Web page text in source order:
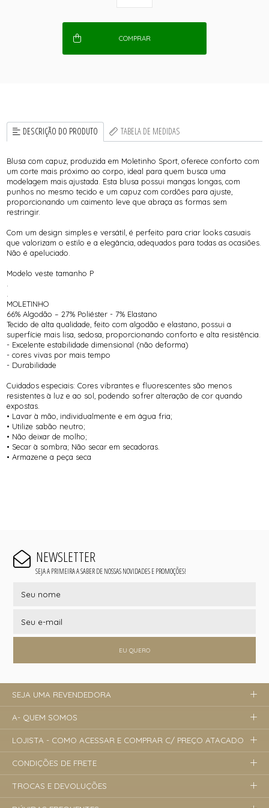
COMPRAR
DESCRIÇÃO DO PRODUTO TABELA DE MEDIDAS
Blusa com capuz, produzida em Moletinho Sport, oferece conforto com
um corte mais próximo ao corpo, ideal para quem busca uma
modelagem mais ajustada. Esta blusa possui mangas longas, com
punhos no mesmo tecido e um capuz com cordões para ajuste,
proporcionando um caimento leve que abraça as formas sem
restringir.
Com um design simples e versátil, é perfeito para criar looks casuais
que valorizam o estilo e a elegância, adequados para todas as ocasiões.
Não é apeluciado.
Modelo veste tamanho P
MOLETINHO
66% Algodão – 27% Poliéster - 7% Elastano
Tecido de alta qualidade, feito com algodão e elastano, possui a
superfície mais lisa, sedosa, proporcionando conforto e alta resistência.
- Excelente estabilidade dimensional (não deforma)
- cores vivas por mais tempo
- Durabilidade
Cuidados especiais: Cores vibrantes e fluorescentes são menos
resistentes à luz e ao sol, podendo sofrer alteração de cor quando
expostas.
• Lavar à mão, individualmente e em água fria;
• Utilize sabão neutro;
• Não deixar de molho;
• Secar à sombra; Não secar em secadoras.
• Armazene a peça seca
NEWSLETTER
SEJA A PRIMEIRA A SABER DE NOSSAS NOVIDADES E PROMOÇÕES!
EU QUERO
SEJA UMA REVENDEDORA
A- QUEM SOMOS
LOJISTA - COMO ACESSAR E COMPRAR C/ PREÇO ATACADO
CONDIÇÕES DE FRETE
TROCAS E DEVOLUÇÕES